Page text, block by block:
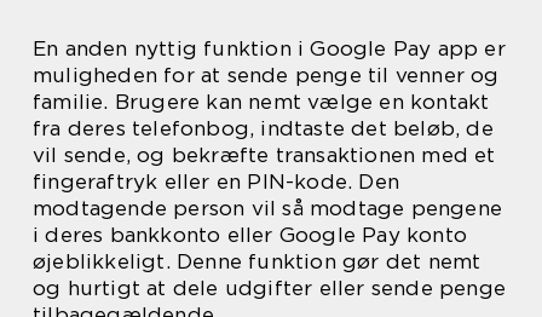
En anden nyttig funktion i Google Pay app er
muligheden for at sende penge til venner og
familie. Brugere kan nemt vælge en kontakt
fra deres telefonbog, indtaste det beløb, de
vil sende, og bekræfte transaktionen med et
fingeraftryk eller en PIN-kode. Den
modtagende person vil så modtage pengene
i deres bankkonto eller Google Pay konto
øjeblikkeligt. Denne funktion gør det nemt
og hurtigt at dele udgifter eller sende penge